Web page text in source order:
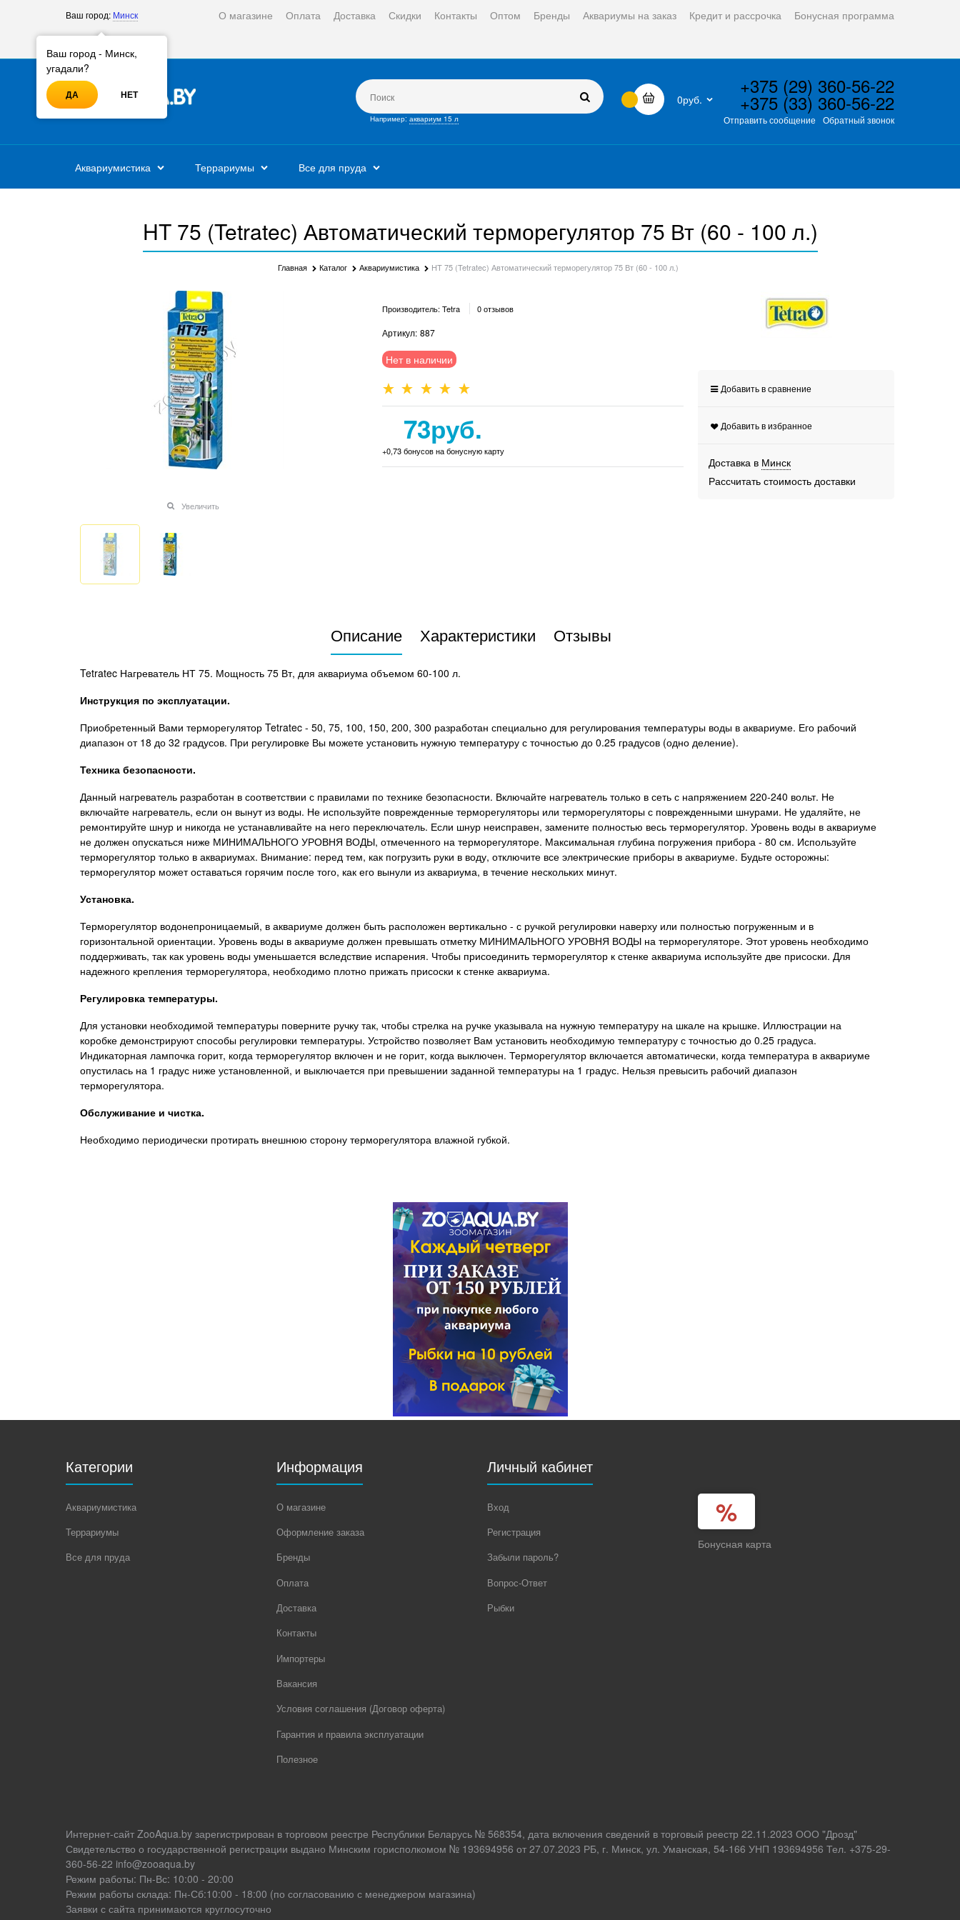
Ваш город: Минск О магазине Оплата Доставка Скидки Контакты Оптом Бренды Аквариумы на заказ Кредит и рассрочка Бонусная программа
Например: аквариум 15 л
0руб.
+375 (29) 360-56-22
+375 (33) 360-56-22
Отправить сообщение Обратный звонок
Аквариумистика Террариумы Все для пруда
HT 75 (Tetratec) Автоматический терморегулятор 75 Вт (60 - 100 л.)
Главная Каталог Аквариумистика HT 75 (Tetratec) Автоматический терморегулятор 75 Вт (60 - 100 л.)
Увеличить
Производитель: Tetra 0 отзывов
Артикул: 887
Нет в наличии
73руб.
+0,73 бонусов на бонусную карту
Добавить в сравнение
Добавить в избранное
Доставка в Минск
Рассчитать стоимость доставки
Описание Характеристики Отзывы
Tetratec Нагреватель НТ 75. Мощность 75 Вт, для аквариума объемом 60-100 л.
Инструкция по эксплуатации.
Приобретенный Вами терморегулятор Tetratec - 50, 75, 100, 150, 200, 300 разработан специально для регулирования температуры воды в аквариуме. Его рабочий
диапазон от 18 до 32 градусов. При регулировке Вы можете установить нужную температуру с точностью до 0.25 градусов (одно деление).
Техника безопасности.
Данный нагреватель разработан в соответствии с правилами по технике безопасности. Включайте нагреватель только в сеть с напряжением 220-240 вольт. Не
включайте нагреватель, если он вынут из воды. Не используйте поврежденные терморегуляторы или терморегуляторы с поврежденными шнурами. Не удаляйте, не
ремонтируйте шнур и никогда не устанавливайте на него переключатель. Если шнур неисправен, замените полностью весь терморегулятор. Уровень воды в аквариуме
не должен опускаться ниже МИНИМАЛЬНОГО УРОВНЯ ВОДЫ, отмеченного на терморегуляторе. Максимальная глубина погружения прибора - 80 см. Используйте
терморегулятор только в аквариумах. Внимание: перед тем, как погрузить руки в воду, отключите все электрические приборы в аквариуме. Будьте осторожны:
терморегулятор может оставаться горячим после того, как его вынули из аквариума, в течение нескольких минут.
Установка.
Терморегулятор водонепроницаемый, в аквариуме должен быть расположен вертикально - с ручкой регулировки наверху или полностью погруженным и в
горизонтальной ориентации. Уровень воды в аквариуме должен превышать отметку МИНИМАЛЬНОГО УРОВНЯ ВОДЫ на терморегуляторе. Этот уровень необходимо
поддерживать, так как уровень воды уменьшается вследствие испарения. Чтобы присоединить терморегулятор к стенке аквариума используйте две присоски. Для
надежного крепления терморегулятора, необходимо плотно прижать присоски к стенке аквариума.
Регулировка температуры.
Для установки необходимой температуры поверните ручку так, чтобы стрелка на ручке указывала на нужную температуру на шкале на крышке. Иллюстрации на
коробке демонстрируют способы регулировки температуры. Устройство позволяет Вам установить необходимую температуру с точностью до 0.25 градуса.
Индикаторная лампочка горит, когда терморегулятор включен и не горит, когда выключен. Терморегулятор включается автоматически, когда температура в аквариуме
опустилась на 1 градус ниже установленной, и выключается при превышении заданной температуры на 1 градус. Нельзя превысить рабочий диапазон
терморегулятора.
Обслуживание и чистка.
Необходимо периодически протирать внешнюю сторону терморегулятора влажной губкой.
Категории
Аквариумистика
Террариумы
Все для пруда
Информация
О магазине
Оформление заказа
Бренды
Оплата
Доставка
Контакты
Импортеры
Вакансия
Условия соглашения (Договор оферта)
Гарантия и правила эксплуатации
Полезное
Личный кабинет
Вход
Регистрация
Забыли пароль?
Вопрос-Ответ
Рыбки
Бонусная карта
Интернет-сайт ZooAqua.by зарегистрирован в торговом реестре Республики Беларусь № 568354, дата включения сведений в торговый реестр 22.11.2023 ООО "Дрозд"
Свидетельство о государственной регистрации выдано Минским горисполкомом № 193694956 от 27.07.2023 РБ, г. Минск, ул. Уманская, 54-166 УНП 193694956 Тел. +375-29-
360-56-22 info@zooaqua.by
Режим работы: Пн-Вс: 10:00 - 20:00
Режим работы склада: Пн-Сб:10:00 - 18:00 (по согласованию с менеджером магазина)
Заявки с сайта принимаются круглосуточно
Ваш город - Минск,
угадали?
ДА НЕТ